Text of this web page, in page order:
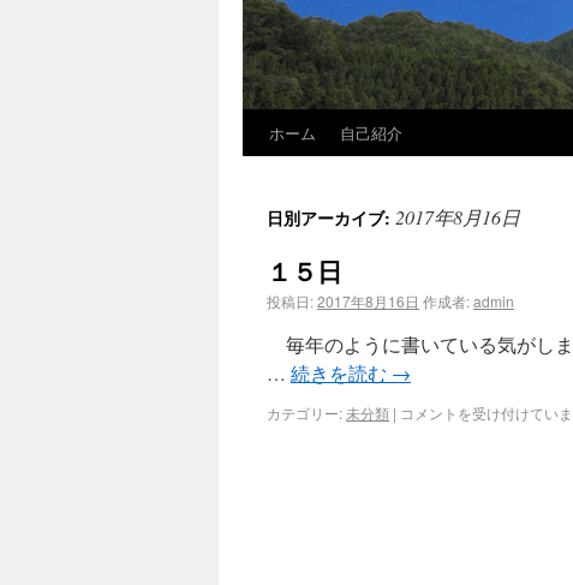
ホーム 自己紹介
日別アーカイブ: 2017年8月16日
１５日
投稿日:2017年8月16日 作成者:admin
毎年のように書いている気がし
… 続きを読む →
カテゴリー:未分類 | コメントを受け付けていま